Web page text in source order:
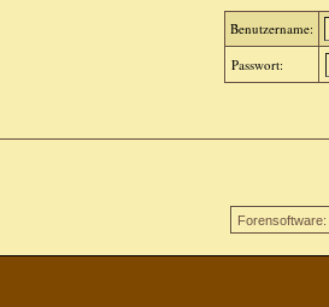
Benutzername:
Passwort:
Forensoftware: